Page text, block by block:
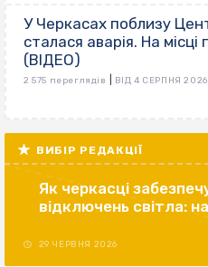
У Черкасах поблизу
сталася аварія. На
(ВІДЕО)
2 575 переглядів ВІД 4 СЕРПНЯ 2026
ВИБІР РЕДАКЦІЇ
Як черкасці
відключень світла:
29 ЧЕРВНЯ 2026